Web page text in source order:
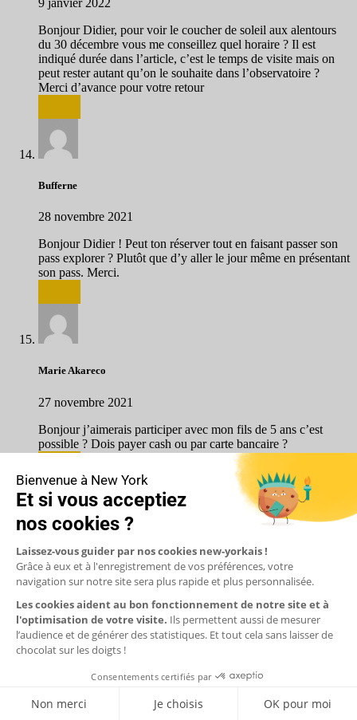
9 janvier 2022
Bonjour Didier, pour voir le coucher de soleil aux alentours
du 30 décembre vous me conseillez quel horaire ? Il est
indiqué durée dans l’article, c’est le temps de visite mais on
peut rester autant qu’on le souhaite dans l’observatoire ?
Merci d’avance pour votre retour
Bufferne
28 novembre 2021
Bonjour Didier ! Peut ton réserver tout en faisant passer son
pass explorer ? Plutôt que d’y aller le jour même en présentant
son pass. Merci.
Marie Akareco
27 novembre 2021
Bonjour j’aimerais participer avec mon fils de 5 ans c’est
possible ? Dois payer cash ou par carte bancaire ?
26 novembre 2021
Bonjour je souhaite réserver pour l’edge mais comment fait on
avec le pass sightseeing .
Car je ne vois pas ou mettre cette option.
Merci de votre retour
Cordialement.
Clarisse decoret